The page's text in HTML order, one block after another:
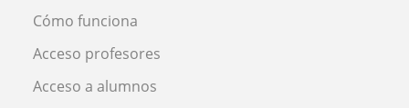
Cómo funciona
Acceso profesores
Acceso a alumnos